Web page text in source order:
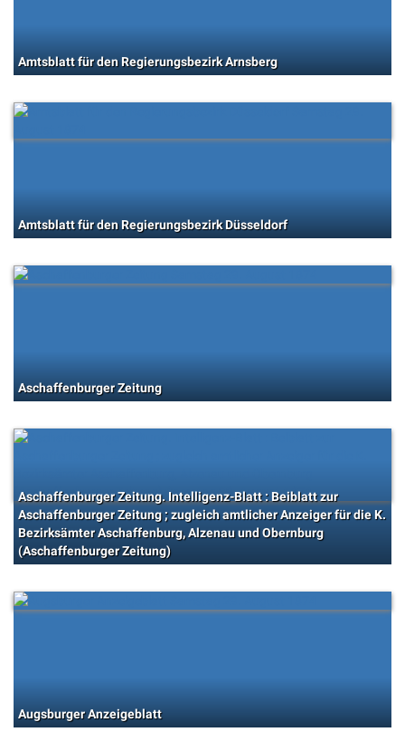
Amtsblatt für den Regierungsbezirk Arnsberg
Amtsblatt für den Regierungsbezirk Düsseldorf
Aschaffenburger Zeitung
Aschaffenburger Zeitung. Intelligenz-Blatt : Beiblatt zur
Aschaffenburger Zeitung ; zugleich amtlicher Anzeiger für die K.
Bezirksämter Aschaffenburg, Alzenau und Obernburg
(Aschaffenburger Zeitung)
Augsburger Anzeigeblatt